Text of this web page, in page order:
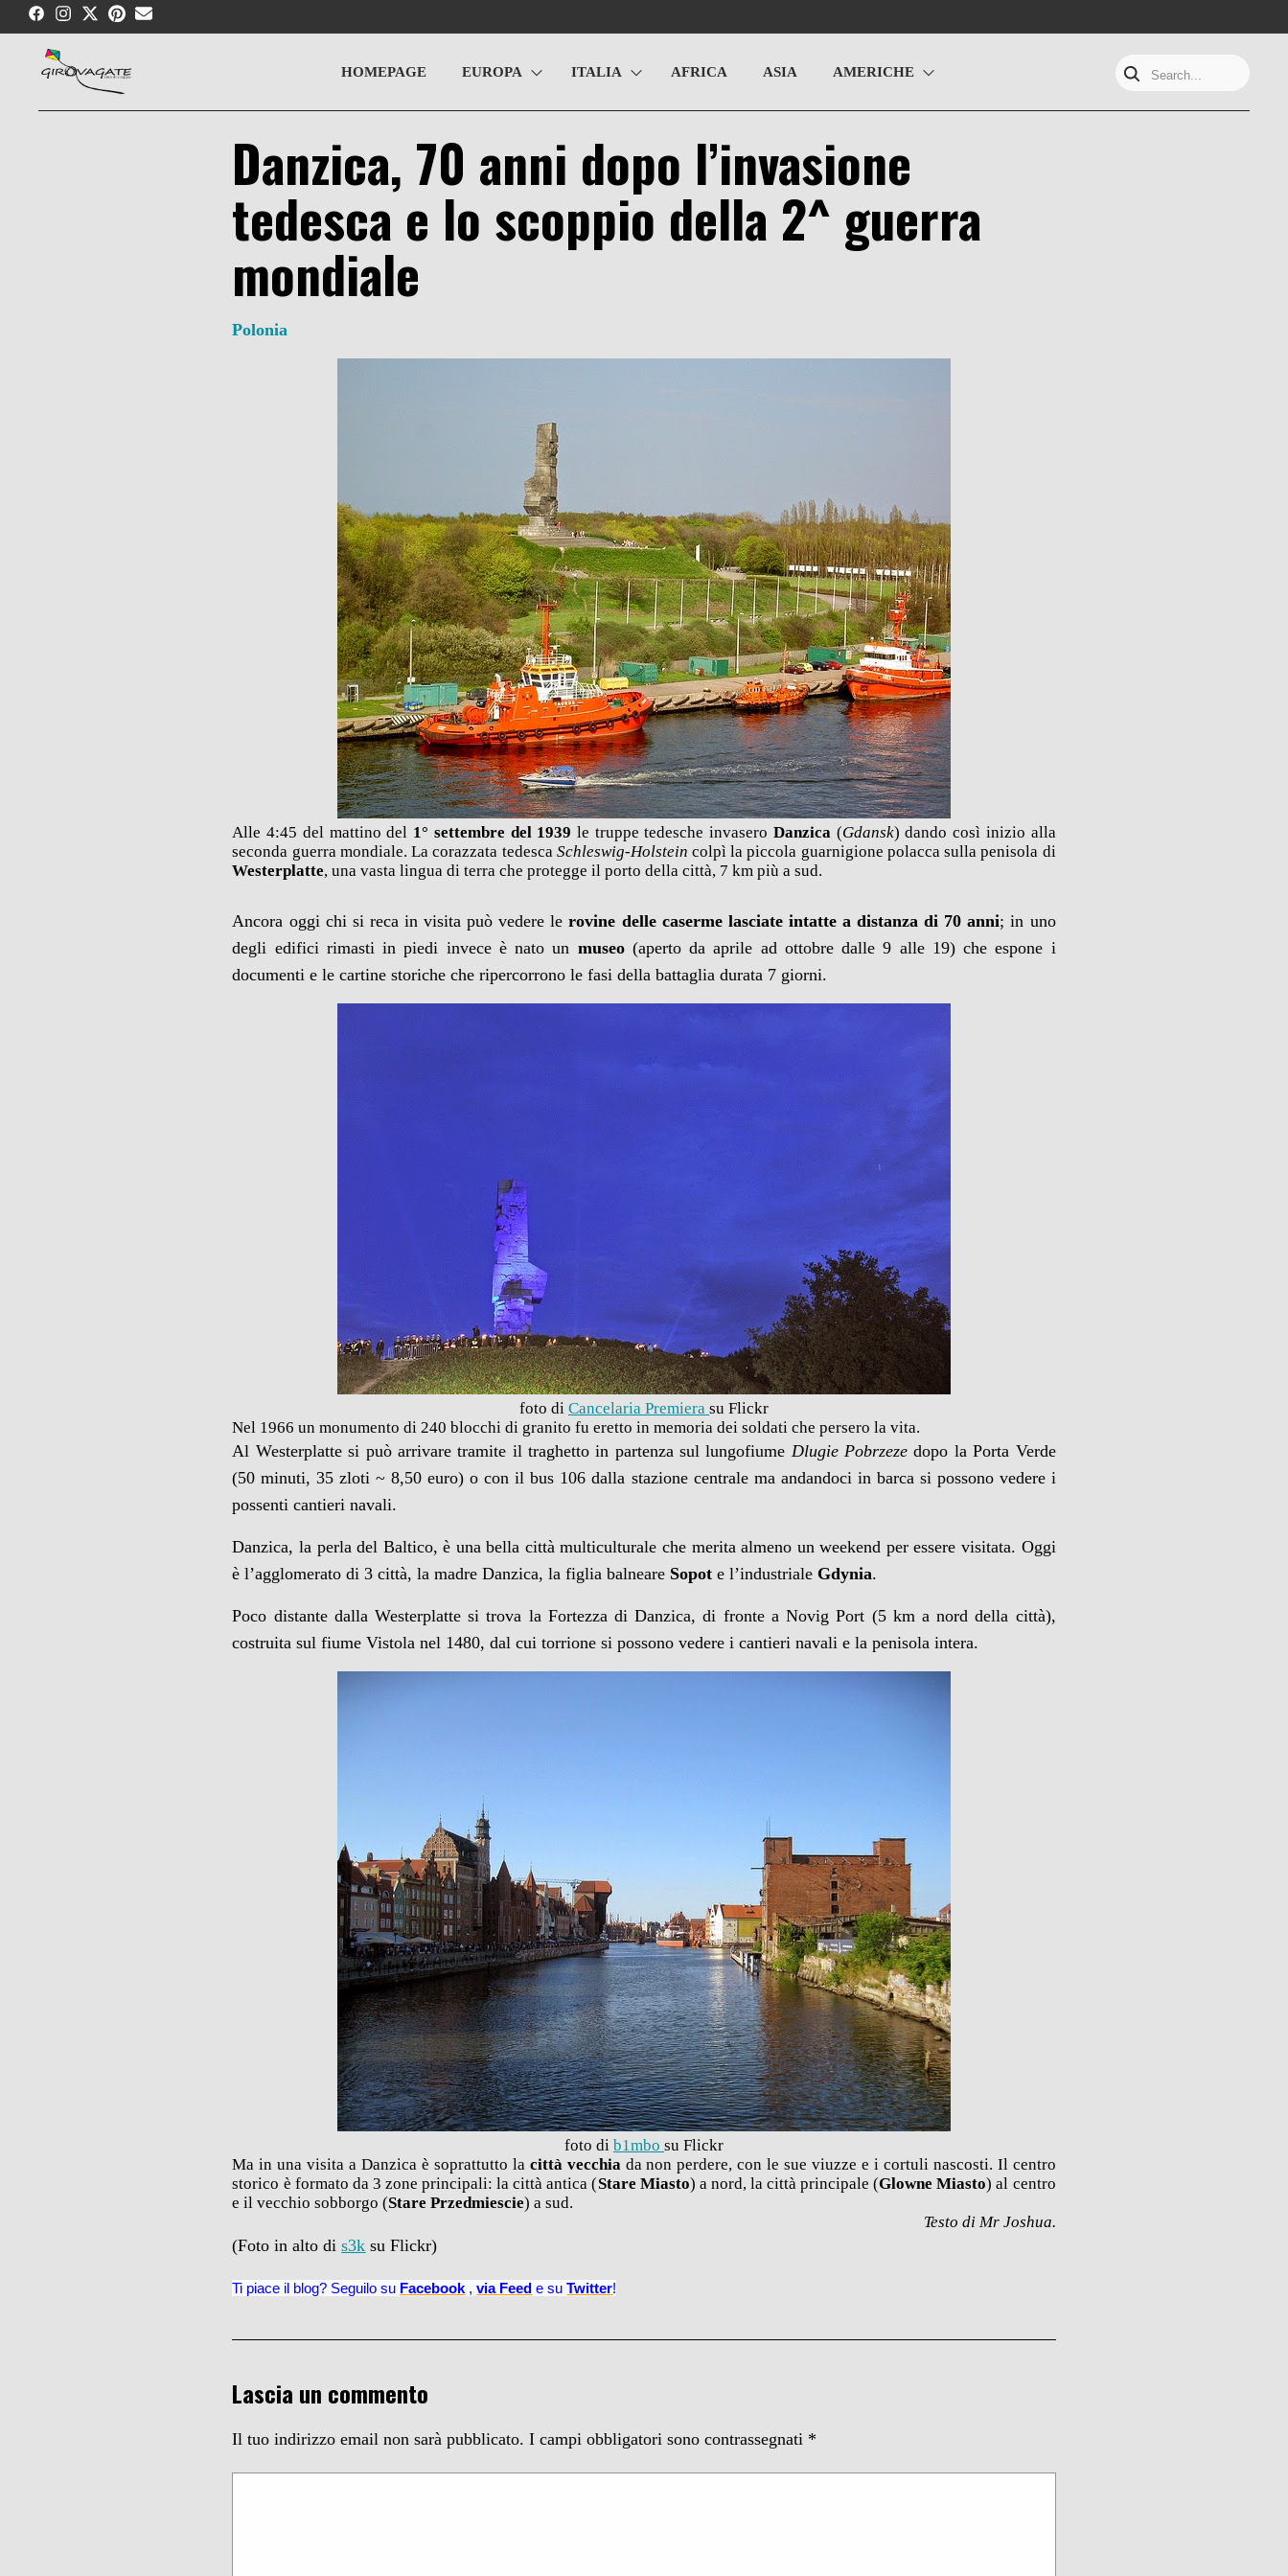
Skip
content
HOMEPAGE EUROPA ITALIA AFRICA ASIA AMERICHE
Search...
Danzica, 70 anni dopo l’invasione
tedesca e lo scoppio della 2^ guerra
mondiale
Polonia
Alle 4:45 del mattino del 1° settembre del 1939 le truppe tedesche invasero Danzica (Gdansk) dando così inizio alla
seconda guerra mondiale. La corazzata tedesca Schleswig-Holsteincolpì la piccola guarnigione polacca sulla penisola di
Westerplatte, una vasta lingua di terra che protegge il porto della città, 7 km più a sud.
Ancora oggi chi si reca in visita può vedere le rovine delle caserme lasciate intatte a distanza di 70 anni; in uno
degli edifici rimasti in piedi invece è nato un museo(aperto da aprile ad ottobre dalle 9 alle 19) che espone i
documenti e le cartine storiche che ripercorrono le fasi della battaglia durata 7 giorni.
foto di Cancelaria Premiera su Flickr
Nel 1966 un monumento di 240 blocchi di granito fu eretto in memoria dei soldati che persero la vita.
Al Westerplatte si può arrivare tramite il traghetto in partenza sul lungofiume Dlugie Pobrzeze dopo la Porta Verde
(50 minuti, 35 zloti ~ 8,50 euro) o con il bus 106 dalla stazione centrale ma andandoci in barca si possono vedere i
possenti cantieri navali.
Danzica, la perla del Baltico, è una bella città multiculturale che merita almeno un weekend per essere visitata. Oggi
è l’agglomerato di 3 città, la madre Danzica, la figlia balneare Sopote l’industriale Gdynia.
Poco distante dalla Westerplatte si trova la Fortezza di Danzica, di fronte a Novig Port (5 km a nord della città),
costruita sul fiume Vistola nel 1480, dal cui torrione si possono vedere i cantieri navali e la penisola intera.
foto di b1mbo su Flickr
Ma in una visita a Danzica è soprattutto la città vecchiada non perdere, con le sue viuzze e i cortuli nascosti. Il centro
storico è formato da 3 zone principali: la città antica (Stare Miasto) a nord, la città principale (Glowne Miasto) al centro
e il vecchio sobborgo (Stare Przedmiescie) a sud.
Testo di Mr Joshua.
(Foto in alto dis3k su Flickr)
Ti piace il blog? Seguilo su Facebook ,via Feed e suTwitter!
Lascia un commento
Il tuo indirizzo email non sarà pubblicato. I campi obbligatori sono contrassegnati *